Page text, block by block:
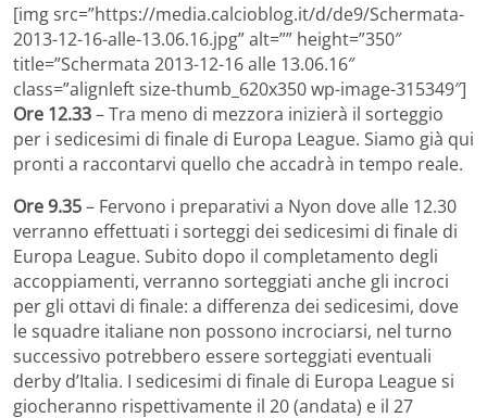
[img src=”https://media.calcioblog.it/d/de9/Schermata-
2013-12-16-alle-13.06.16.jpg” alt=”” height=”350″
title=”Schermata 2013-12-16 alle 13.06.16″
class=”alignleft size-thumb_620x350 wp-image-315349″]
Ore 12.33– Tra meno di mezzora inizierà il sorteggio
per i sedicesimi di finale di Europa League. Siamo già qui
pronti a raccontarvi quello che accadrà in tempo reale.
Ore 9.35– Fervono i preparativi a Nyon dove alle 12.30
verranno effettuati i sorteggi dei sedicesimi di finale di
Europa League. Subito dopo il completamento degli
accoppiamenti, verranno sorteggiati anche gli incroci
per gli ottavi di finale: a differenza dei sedicesimi, dove
le squadre italiane non possono incrociarsi, nel turno
successivo potrebbero essere sorteggiati eventuali
derby d’Italia. I sedicesimi di finale di Europa League si
giocheranno rispettivamente il 20 (andata) e il 27